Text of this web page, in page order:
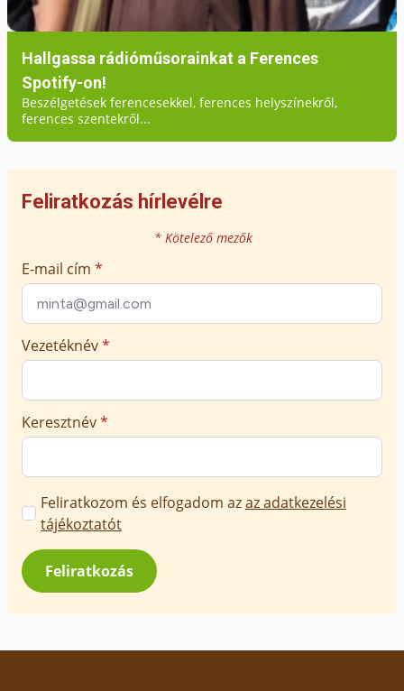
Hallgassa rádióműsorainkat a Ferences
Spotify-on!
Beszélgetések ferencesekkel, ferences helyszínekről,
ferences szentekről...
Feliratkozás hírlevélre
* Kötelező mezők
E-mail cím *
Vezetéknév*
Keresztnév*
Marketing
üzenetek
jóváhagyása
*
Feliratkozom és elfogadom azaz adatkezelési
tájékoztatót
Feliratkozás